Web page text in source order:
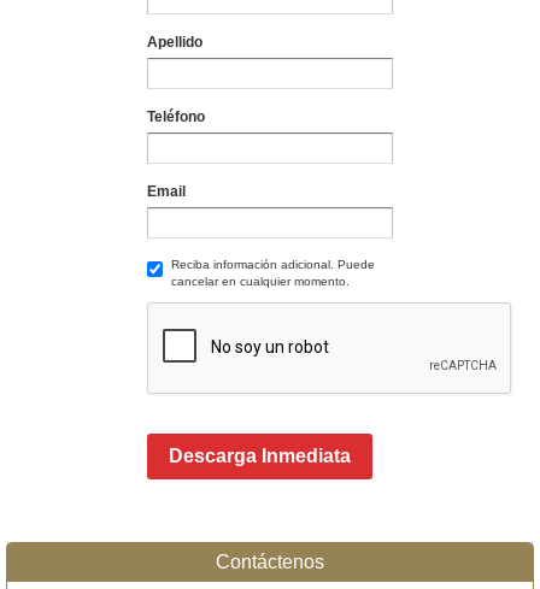
Apellido
Teléfono
Email
Reciba información adicional. Puede
cancelar en cualquier momento.
Descarga Inmediata
Contáctenos